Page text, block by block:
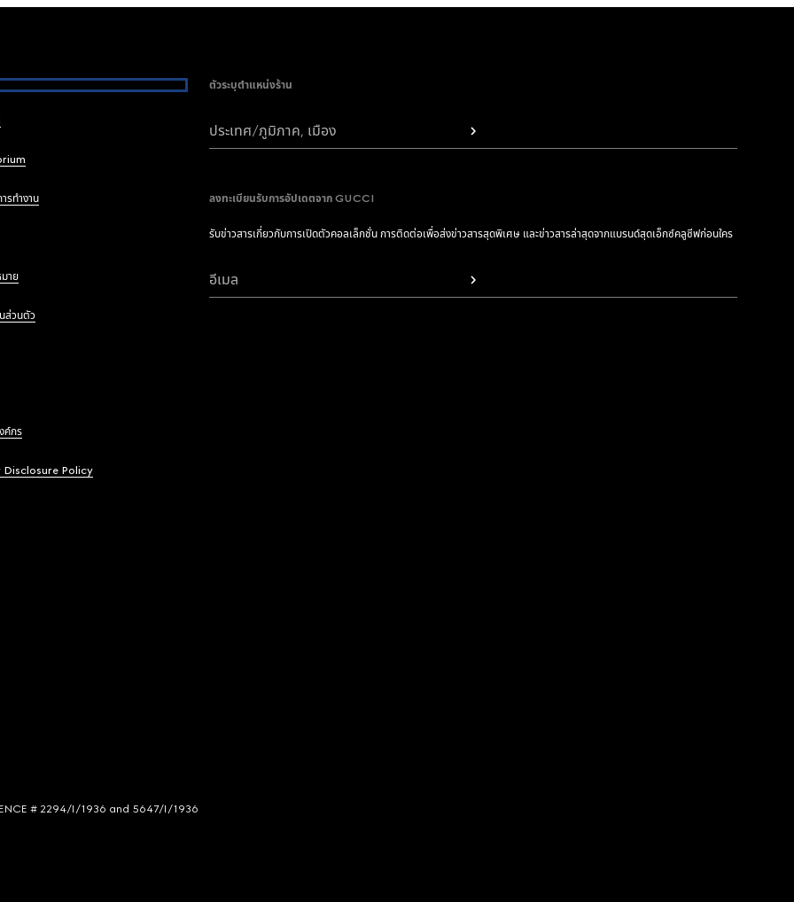
รทำงาน
าย
ส่วนตัว
ค์กร
Policy
ตัวระบุตำแหน่งร้าน
ประเทศ/ภูมิภาค, เมือง
ลงทะเบียนรับการอัปเดตจาก GUCCI
รับข่าวสารเกี่ยวกับการเปิดตัวคอลเล็กชั่น การติดต่อเพื่อส่งข่าวสารสุดพิเศษ และข่าวสารล่าสุดจากแบรนด์สุดเอ็กซ์คลูซีฟก่อนใคร
อีเมล
# 2294/I/1936 and 5647/I/1936